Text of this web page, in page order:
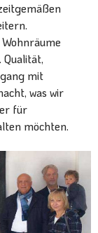
mit
was wir
für
möchten.